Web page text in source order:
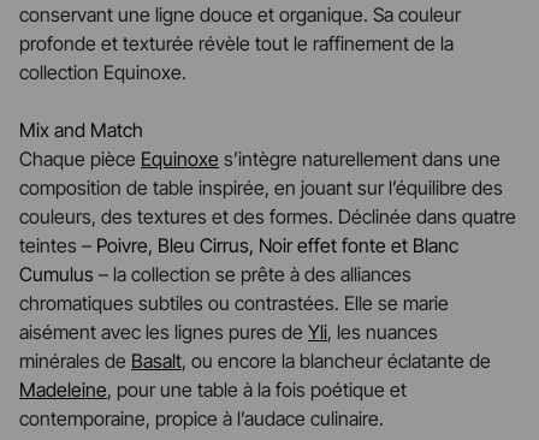
conservant une ligne douce et organique. Sa couleur
profonde et texturée révèle tout le raffinement de la
collection Equinoxe.
Mix and Match
Chaque pièce Equinoxe s’intègre naturellement dans une
composition de table inspirée, en jouant sur l’équilibre des
couleurs, des textures et des formes. Déclinée dans quatre
teintes – Poivre, Bleu Cirrus, Noir effet fonte et Blanc
Cumulus – la collection se prête à des alliances
chromatiques subtiles ou contrastées. Elle se marie
aisément avec les lignes pures de Yli, les nuances
minérales de Basalt, ou encore la blancheur éclatante de
Madeleine, pour une table à la fois poétique et
contemporaine, propice à l’audace culinaire.